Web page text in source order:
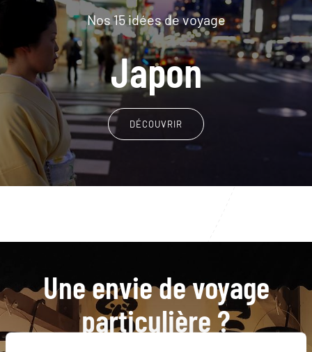
Nos 15 idées de voyage
Japon
DÉCOUVRIR
Une envie de voyage
particulière ?